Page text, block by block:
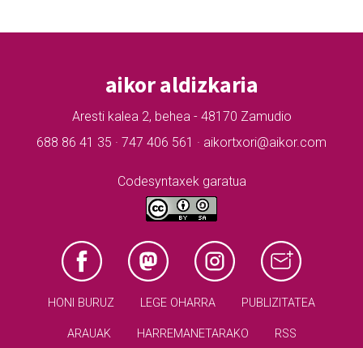
aikor aldizkaria
Aresti kalea 2, behea - 48170 Zamudio
688 86 41 35 · 747 406 561 · aikortxori@aikor.com
Codesyntaxek garatua
HONI BURUZ LEGE OHARRA PUBLIZITATEA
ARAUAK HARREMANETARAKO RSS